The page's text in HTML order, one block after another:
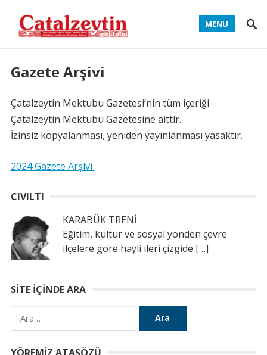
MENU
Gazete Arşivi
Çatalzeytin Mektubu Gazetesi’nin tüm içeriği
Çatalzeytin Mektubu Gazetesine aittir.
İzinsiz kopyalanması, yeniden yayınlanması yasaktır.
2024 Gazete Arşivi
CIVILTI
KARABÜK TRENİ
Eğitim, kültür ve sosyal yönden çevre
ilçelere göre hayli ileri çizgide […]
SITE İÇINDE ARA
Arama: